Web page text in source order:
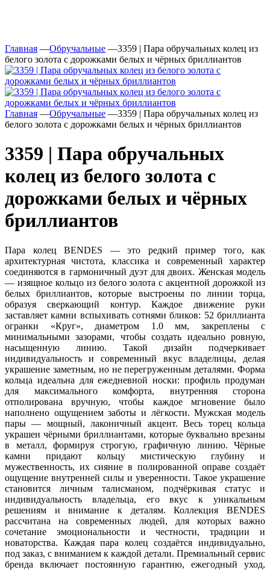
Главная —Обручальные —3359 | Пара обручальных колец из
белого золота с дорожками белых и чёрных бриллиантов
Главная —Обручальные —3359 | Пара обручальных колец из
белого золота с дорожками белых и чёрных бриллиантов
3359 | Пара обручальных
колец из белого золота с
дорожками белых и чёрных
бриллиантов
Пара колец BENDES — это редкий пример того, как
архитектурная чистота, классика и современный характер
соединяются в гармоничный дуэт для двоих. Женская модель
— изящное кольцо из белого золота с акцентной дорожкой из
белых бриллиантов, которые выстроены по линии торца,
образуя сверкающий контур. Каждое движение руки
заставляет камни вспыхивать сотнями бликов: 52 бриллианта
огранки «Круг», диаметром 1.0 мм, закреплены с
минимальными зазорами, чтобы создать идеально ровную,
насыщенную линию. Такой дизайн подчеркивает
индивидуальность и современный вкус владелицы, делая
украшение заметным, но не перегруженным деталями. Форма
кольца идеальна для ежедневной носки: профиль продуман
для максимального комфорта, внутренняя сторона
отполирована вручную, чтобы каждое мгновение было
наполнено ощущением заботы и лёгкости. Мужская модель
пары — мощный, лаконичный акцент. Весь торец кольца
украшен чёрными бриллиантами, которые буквально врезаны
в металл, формируя строгую, графичную линию. Чёрные
камни придают кольцу мистическую глубину и
мужественность, их сияние в полированной оправе создаёт
ощущение внутренней силы и уверенности. Такое украшение
становится личным талисманом, подчёркивая статус и
индивидуальность владельца, его вкус к уникальным
решениям и внимание к деталям. Коллекция BENDES
рассчитана на современных людей, для которых важно
сочетание эмоциональности и честности, традиции и
новаторства. Каждая пара колец создаётся индивидуально,
под заказ, с вниманием к каждой детали. Премиальный сервис
бренда включает постоянную гарантию, ежегодный уход,